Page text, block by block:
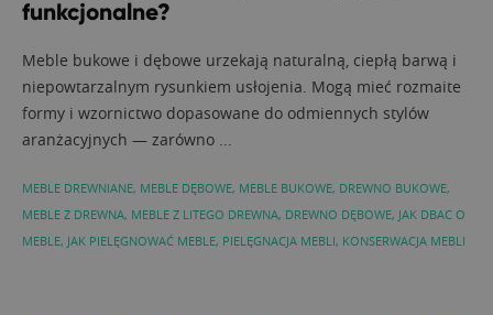
funkcjonalne?
Meble bukowe i dębowe urzekają naturalną, ciepłą barwą i
niepowtarzalnym rysunkiem usłojenia. Mogą mieć rozmaite
formy i wzornictwo dopasowane do odmiennych stylów
aranżacyjnych — zarówno ...
MEBLE DREWNIANE, MEBLE DĘBOWE, MEBLE BUKOWE, DREWNO BUKOWE,
MEBLE Z DREWNA, MEBLE Z LITEGO DREWNA, DREWNO DĘBOWE, JAK DBAC O
MEBLE, JAK PIELĘGNOWAĆ MEBLE, PIELĘGNACJA MEBLI, KONSERWACJA MEBLI